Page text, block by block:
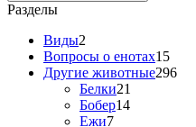
Разделы
Виды2
Вопросы о енотах15
Другие животные296
Белки21
Бобер14
Ежи7